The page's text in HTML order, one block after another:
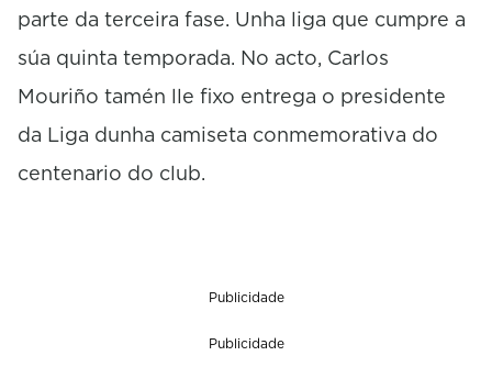
parte da terceira fase. Unha liga que cumpre a
súa quinta temporada. No acto, Carlos
Mouriño tamén lle fixo entrega o presidente
da Liga dunha camiseta conmemorativa do
centenario do club.
Publicidade
Publicidade